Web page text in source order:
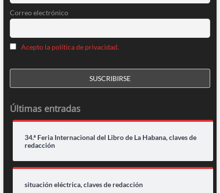
Correo electrónico
Acepto la política de privacidad.
Últimas entradas
34.ª Feria Internacional del Libro de La Habana, claves de
redacción
situación eléctrica, claves de redacción